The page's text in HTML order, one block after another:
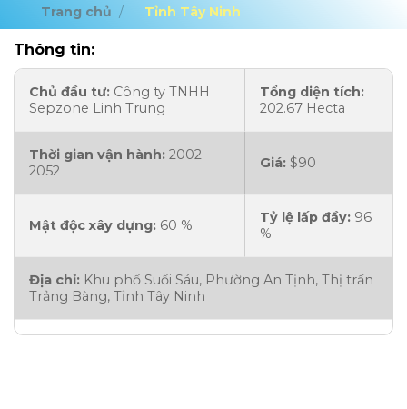
Trang chủ / Tỉnh Tây Ninh
Thông tin:
Chủ đầu tư: Công ty TNHH
Sepzone Linh Trung
Tổng diện tích:
202.67 Hecta
Thời gian vận hành: 2002 -
2052
Giá: $90
Mật độc xây dựng: 60 % Tỷ lệ lấp đầy: 96
%
Địa chỉ: Khu phố Suối Sáu, Phường An Tịnh, Thị trấn
Trảng Bàng, Tỉnh Tây Ninh